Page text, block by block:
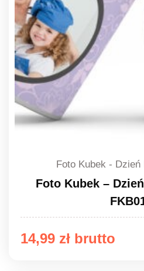
Foto Kubek -
Foto Kubek –
14,99 zł